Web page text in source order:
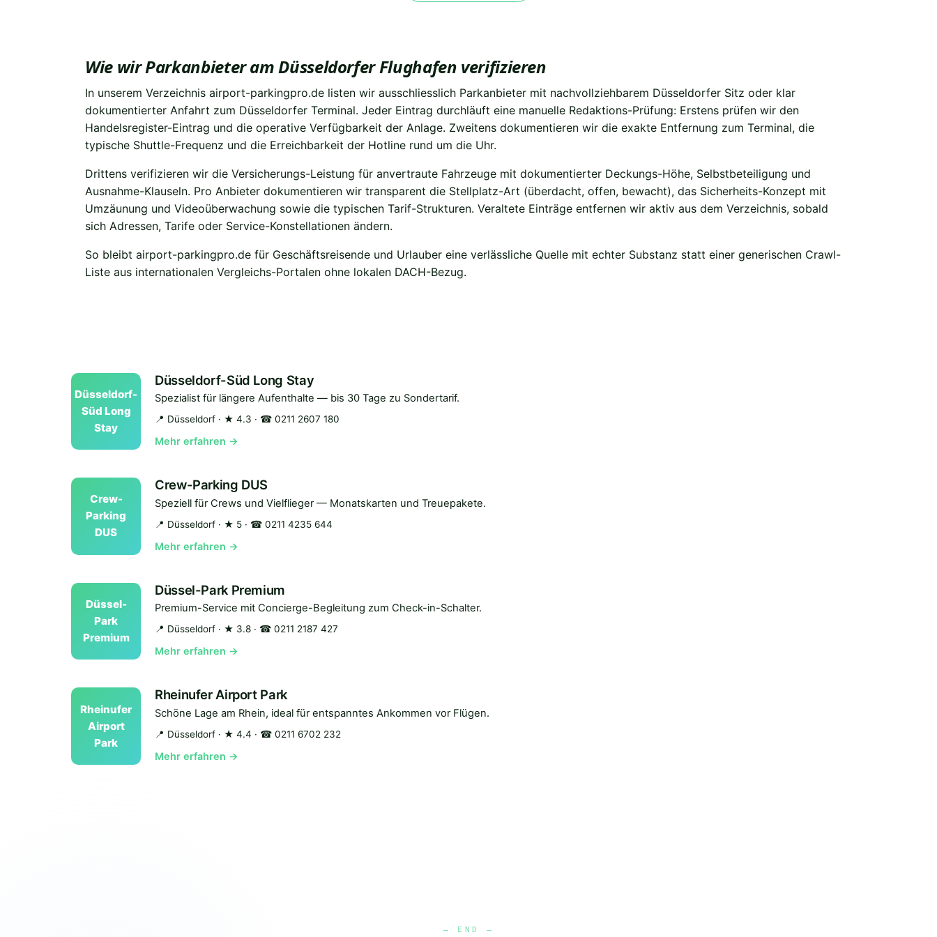
Wie wir Parkanbieter am Düsseldorfer Flughafen verifizieren
In unserem Verzeichnis airport-parkingpro.de listen wir ausschliesslich Parkanbieter mit nachvollziehbarem Düsseldorfer Sitz oder klar
dokumentierter Anfahrt zum Düsseldorfer Terminal. Jeder Eintrag durchläuft eine manuelle Redaktions-Prüfung: Erstens prüfen wir den
Handelsregister-Eintrag und die operative Verfügbarkeit der Anlage. Zweitens dokumentieren wir die exakte Entfernung zum Terminal, die
typische Shuttle-Frequenz und die Erreichbarkeit der Hotline rund um die Uhr.
Drittens verifizieren wir die Versicherungs-Leistung für anvertraute Fahrzeuge mit dokumentierter Deckungs-Höhe, Selbstbeteiligung und
Ausnahme-Klauseln. Pro Anbieter dokumentieren wir transparent die Stellplatz-Art (überdacht, offen, bewacht), das Sicherheits-Konzept mit
Umzäunung und Videoüberwachung sowie die typischen Tarif-Strukturen. Veraltete Einträge entfernen wir aktiv aus dem Verzeichnis, sobald
sich Adressen, Tarife oder Service-Konstellationen ändern.
So bleibt airport-parkingpro.de für Geschäftsreisende und Urlauber eine verlässliche Quelle mit echter Substanz statt einer generischen Crawl-
Liste aus internationalen Vergleichs-Portalen ohne lokalen DACH-Bezug.
Düsseldorf-
Süd Long
Stay
Düsseldorf-Süd Long Stay
Spezialist für längere Aufenthalte — bis 30 Tage zu Sondertarif.
📍 Düsseldorf · ★ 4.3 · ☎ 0211 2607 180
Mehr erfahren →
Crew-
Parking
DUS
Crew-Parking DUS
Speziell für Crews und Vielflieger — Monatskarten und Treuepakete.
📍 Düsseldorf · ★ 5 · ☎ 0211 4235 644
Mehr erfahren →
Düssel-
Park
Premium
Düssel-Park Premium
Premium-Service mit Concierge-Begleitung zum Check-in-Schalter.
📍 Düsseldorf · ★ 3.8 · ☎ 0211 2187 427
Mehr erfahren →
Rheinufer
Airport
Park
Rheinufer Airport Park
Schöne Lage am Rhein, ideal für entspanntes Ankommen vor Flügen.
📍 Düsseldorf · ★ 4.4 · ☎ 0211 6702 232
Mehr erfahren →